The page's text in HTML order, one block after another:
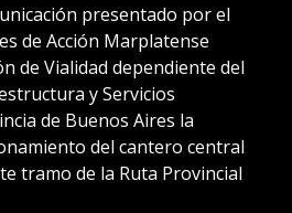
presentado por el
de Acción Marplatense
de Vialidad dependiente del
y Servicios
de Buenos Aires la
del cantero central
tramo de la Ruta Provincial